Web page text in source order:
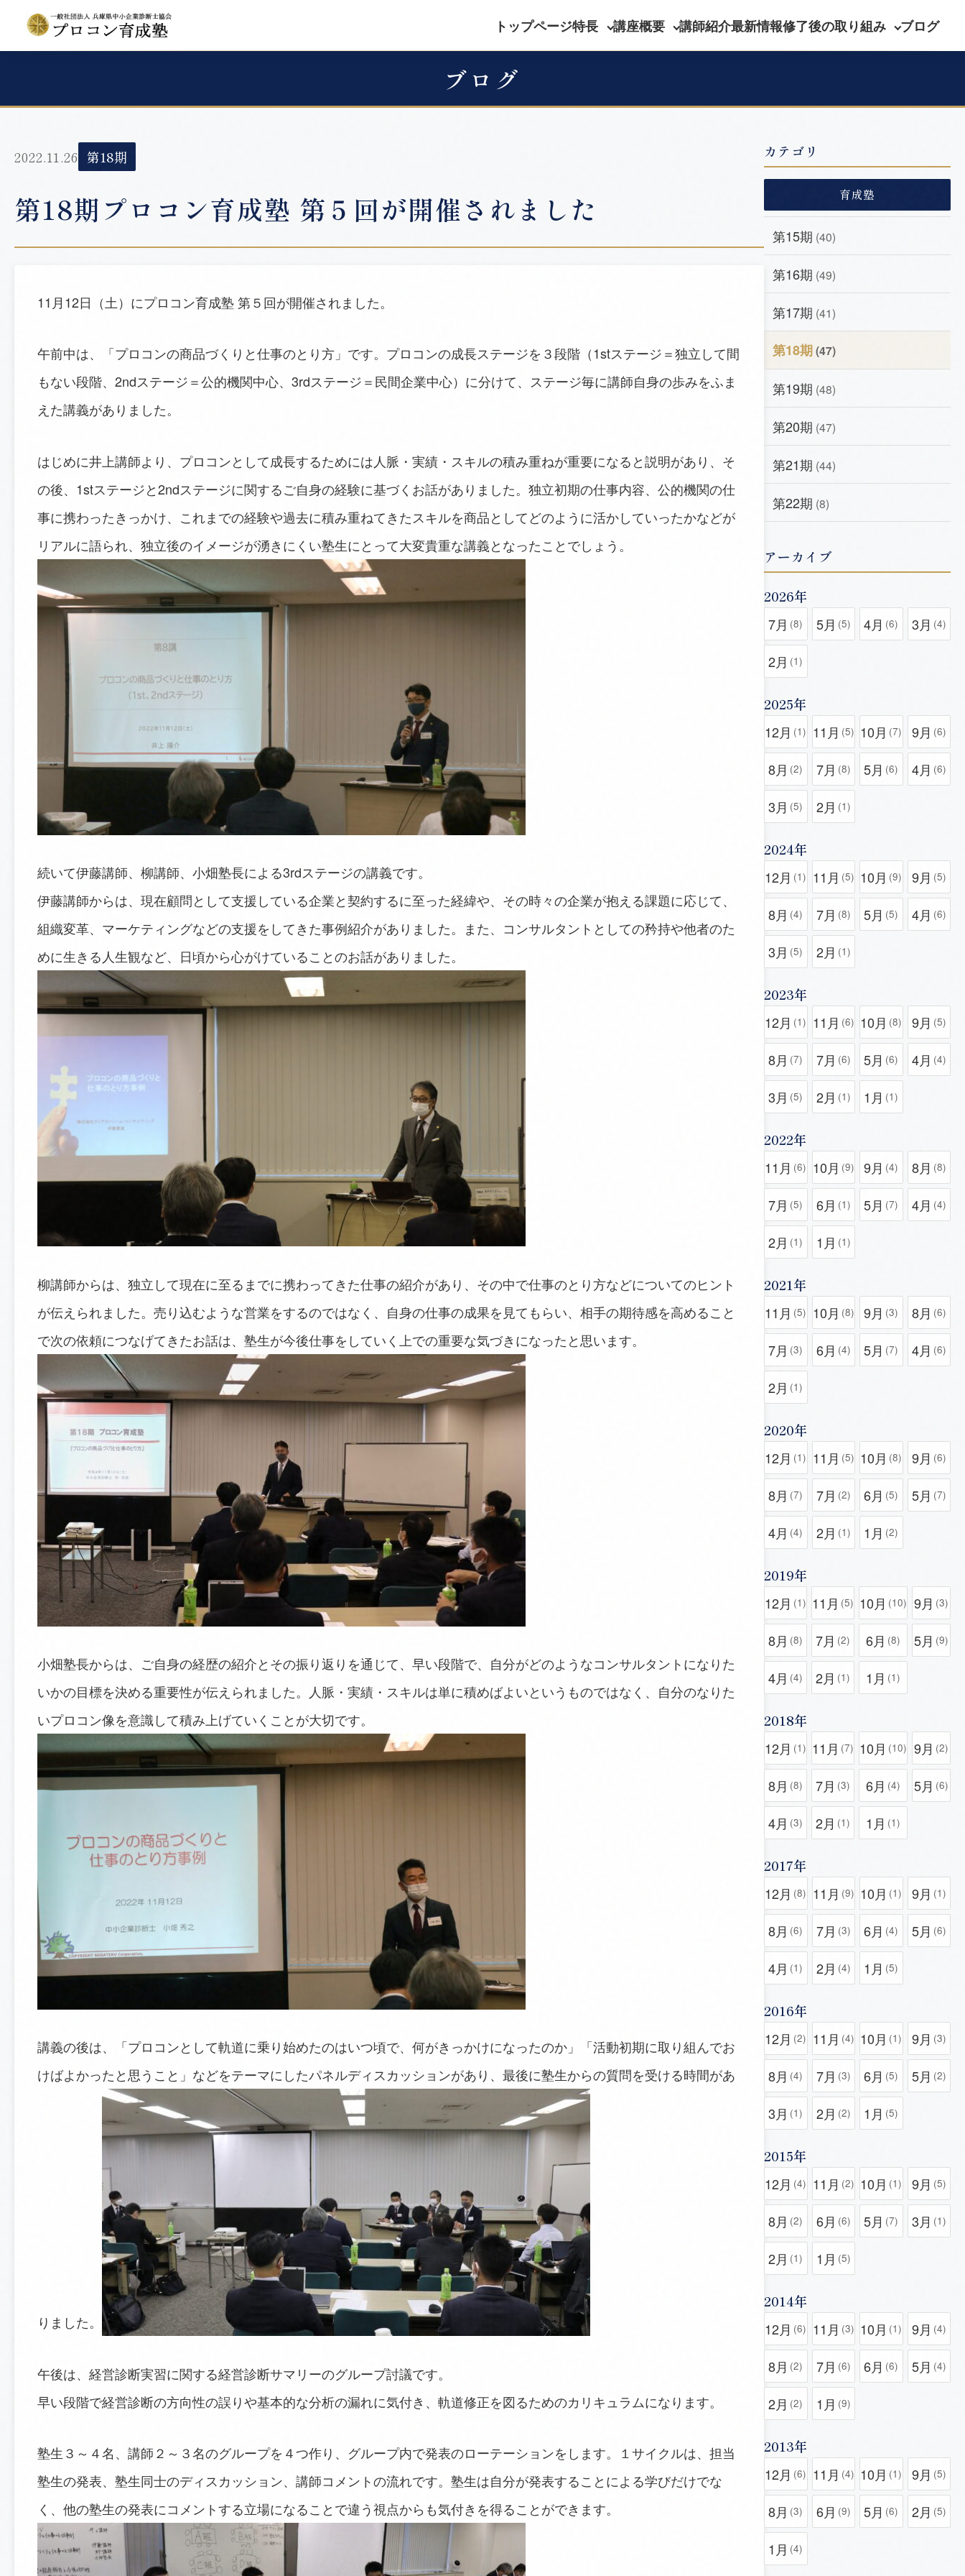
トップページ特長 講座概要 講師紹介最新情報修了後の取り組み ブログ
ブログ
2022.11.26 第18期
第18期プロコン育成塾 第５回が開催されました
11月12日（土）にプロコン育成塾 第５回が開催されました。
午前中は、「プロコンの商品づくりと仕事のとり方」です。プロコンの成長ステージを３段階（1stステージ＝独立して間
もない段階、2ndステージ＝公的機関中心、3rdステージ＝民間企業中心）に分けて、ステージ毎に講師自身の歩みをふま
えた講義がありました。
はじめに井上講師より、プロコンとして成長するためには人脈・実績・スキルの積み重ねが重要になると説明があり、そ
の後、1stステージと2ndステージに関するご自身の経験に基づくお話がありました。独立初期の仕事内容、公的機関の仕
事に携わったきっかけ、これまでの経験や過去に積み重ねてきたスキルを商品としてどのように活かしていったかなどが
リアルに語られ、独立後のイメージが湧きにくい塾生にとって大変貴重な講義となったことでしょう。
続いて伊藤講師、柳講師、小畑塾長による3rdステージの講義です。
伊藤講師からは、現在顧問として支援している企業と契約するに至った経緯や、その時々の企業が抱える課題に応じて、
組織変革、マーケティングなどの支援をしてきた事例紹介がありました。また、コンサルタントとしての矜持や他者のた
めに生きる人生観など、日頃から心がけていることのお話がありました。
柳講師からは、独立して現在に至るまでに携わってきた仕事の紹介があり、その中で仕事のとり方などについてのヒント
が伝えられました。売り込むような営業をするのではなく、自身の仕事の成果を見てもらい、相手の期待感を高めること
で次の依頼につなげてきたお話は、塾生が今後仕事をしていく上での重要な気づきになったと思います。
小畑塾長からは、ご自身の経歴の紹介とその振り返りを通じて、早い段階で、自分がどのようなコンサルタントになりた
いかの目標を決める重要性が伝えられました。人脈・実績・スキルは単に積めばよいというものではなく、自分のなりた
いプロコン像を意識して積み上げていくことが大切です。
講義の後は、「プロコンとして軌道に乗り始めたのはいつ頃で、何がきっかけになったのか」「活動初期に取り組んでお
けばよかったと思うこと」などをテーマにしたパネルディスカッションがあり、最後に塾生からの質問を受ける時間があ
りました。
午後は、経営診断実習に関する経営診断サマリーのグループ討議です。
早い段階で経営診断の方向性の誤りや基本的な分析の漏れに気付き、軌道修正を図るためのカリキュラムになります。
塾生３～４名、講師２～３名のグループを４つ作り、グループ内で発表のローテーションをします。１サイクルは、担当
塾生の発表、塾生同士のディスカッション、講師コメントの流れです。塾生は自分が発表することによる学びだけでな
く、他の塾生の発表にコメントする立場になることで違う視点からも気付きを得ることができます。
カテゴリ
育成塾
第15期 (40)
第16期 (49)
第17期 (41)
第18期(47)
第19期 (48)
第20期 (47)
第21期 (44)
第22期 (8)
アーカイブ
2026年
7月 (8) 5月 (5) 4月 (6) 3月 (4)
2月 (1)
2025年
12月 (1) 11月 (5) 10月 (7) 9月 (6)
8月 (2) 7月 (8) 5月 (6) 4月 (6)
3月 (5) 2月 (1)
2024年
12月 (1) 11月 (5) 10月 (9) 9月 (5)
8月 (4) 7月 (8) 5月 (5) 4月 (6)
3月 (5) 2月 (1)
2023年
12月 (1) 11月 (6) 10月 (8) 9月 (5)
8月 (7) 7月 (6) 5月 (6) 4月 (4)
3月 (5) 2月 (1) 1月 (1)
2022年
11月 (6) 10月 (9) 9月 (4) 8月 (8)
7月 (5) 6月 (1) 5月 (7) 4月 (4)
2月 (1) 1月 (1)
2021年
11月 (5) 10月 (8) 9月 (3) 8月 (6)
7月 (3) 6月 (4) 5月 (7) 4月 (6)
2月 (1)
2020年
12月 (1) 11月 (5) 10月 (8) 9月 (6)
8月 (7) 7月 (2) 6月 (5) 5月 (7)
4月 (4) 2月 (1) 1月 (2)
2019年
12月 (1) 11月 (5) 10月 (10) 9月 (3)
8月 (8) 7月 (2) 6月 (8) 5月 (9)
4月 (4) 2月 (1) 1月 (1)
2018年
12月 (1) 11月 (7) 10月 (10) 9月 (2)
8月 (8) 7月 (3) 6月 (4) 5月 (6)
4月 (3) 2月 (1) 1月 (1)
2017年
12月 (8) 11月 (9) 10月 (1) 9月 (1)
8月 (6) 7月 (3) 6月 (4) 5月 (6)
4月 (1) 2月 (4) 1月 (5)
2016年
12月 (2) 11月 (4) 10月 (1) 9月 (3)
8月 (4) 7月 (3) 6月 (5) 5月 (2)
3月 (1) 2月 (2) 1月 (5)
2015年
12月 (4) 11月 (2) 10月 (1) 9月 (5)
8月 (2) 6月 (6) 5月 (7) 3月 (1)
2月 (1) 1月 (5)
2014年
12月 (6) 11月 (3) 10月 (1) 9月 (4)
8月 (2) 7月 (6) 6月 (6) 5月 (4)
2月 (2) 1月 (9)
2013年
12月 (6) 11月 (4) 10月 (1) 9月 (5)
8月 (3) 6月 (9) 5月 (6) 2月 (5)
1月 (4)